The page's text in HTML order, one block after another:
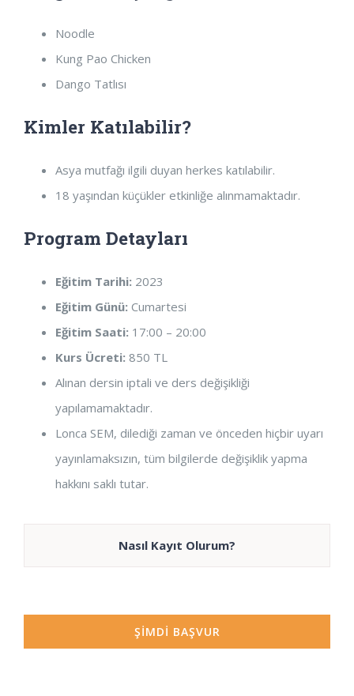
Noodle
Kung Pao Chicken
Dango Tatlısı
Kimler Katılabilir?
Asya mutfağı ilgili duyan herkes katılabilir.
18 yaşından küçükler etkinliğe alınmamaktadır.
Program Detayları
Eğitim Tarihi: 2023
Eğitim Günü: Cumartesi
Eğitim Saati: 17:00 – 20:00
Kurs Ücreti: 850 TL
Alınan dersin iptali ve ders değişikliği
yapılamamaktadır.
Lonca SEM, dilediği zaman ve önceden hiçbir uyarı
yayınlamaksızın, tüm bilgilerde değişiklik yapma
hakkını saklı tutar.
Nasıl Kayıt Olurum?
ŞİMDİ BAŞVUR